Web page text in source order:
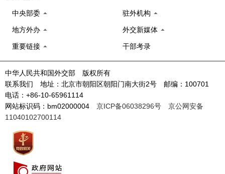
中央部委 驻外机构
地方外办 外交新媒体
重要链接 干部考录
中华人民共和国外交部 版权所有
联系我们 地址：北京市朝阳区朝阳门南大街2号 邮编：100701
电话：+86-10-65961114
网站标识码：bm02000004 京ICP备06038296号
京公网安备
11040102700114